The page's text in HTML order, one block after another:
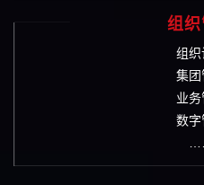
组
组织
集团
业
数字